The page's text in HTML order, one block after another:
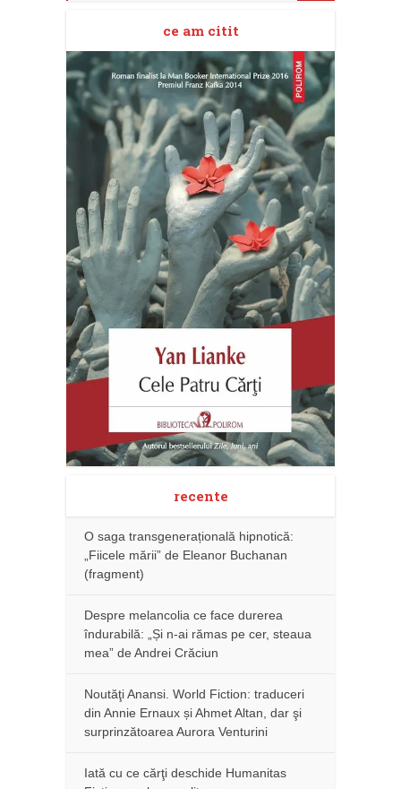
ce am citit
recente
O saga transgenerațională hipnotică:
„Fiicele mării” de Eleanor Buchanan
(fragment)
Despre melancolia ce face durerea
îndurabilă: „Și n-ai rămas pe cer, steaua
mea” de Andrei Crăciun
Noutăţi Anansi. World Fiction: traduceri
din Annie Ernaux și Ahmet Altan, dar şi
surprinzătoarea Aurora Venturini
Iată cu ce cărţi deschide Humanitas